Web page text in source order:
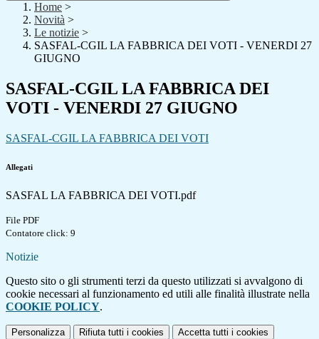
Home >
Novità >
Le notizie >
SASFAL-CGIL LA FABBRICA DEI VOTI - VENERDI 27
GIUGNO
SASFAL-CGIL LA FABBRICA DEI
VOTI - VENERDI 27 GIUGNO
SASFAL-CGIL LA FABBRICA DEI VOTI
Allegati
SASFAL LA FABBRICA DEI VOTI.pdf
File PDF
Contatore click: 9
Notizie
Questo sito o gli strumenti terzi da questo utilizzati si avvalgono di
cookie necessari al funzionamento ed utili alle finalità illustrate nella
COOKIE POLICY.
Personalizza Rifiuta tutti i cookies Accetta tutti i cookies